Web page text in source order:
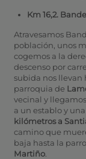
Km 16,2.
Atravesamos
población, unos
cogemos a la
descenso por
subida nos llevan
parroquia de
vecinal y
a un establo y
kilómetros a
camino que
baja hasta la
Martiño.